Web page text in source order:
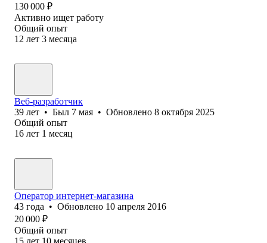
130 000 ₽
Активно ищет работу
Общий опыт
12 лет 3 месяца
Веб-разработчик
39 лет • Был 7 мая • Обновлено 8 октября 2025
Общий опыт
16 лет 1 месяц
Оператор интернет-магазина
43 года • Обновлено 10 апреля 2016
20 000 ₽
Общий опыт
15 лет 10 месяцев